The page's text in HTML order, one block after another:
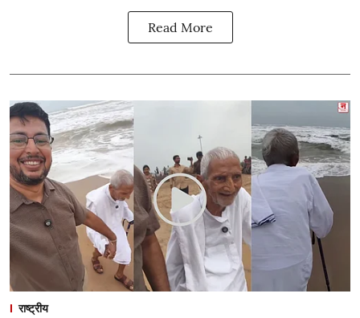
Read More
राष्ट्रीय